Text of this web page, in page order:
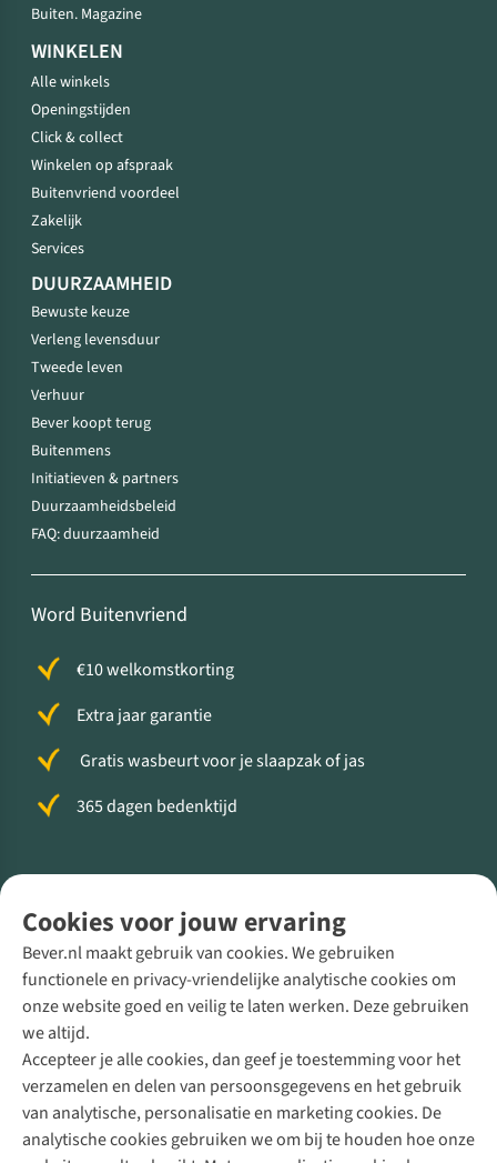
Cookies voor jouw ervaring
Bever.nl maakt gebruik van cookies. We gebruiken
functionele en privacy-vriendelijke analytische cookies om
onze website goed en veilig te laten werken. Deze gebruiken
we altijd.
Accepteer je alle cookies, dan geef je toestemming voor het
verzamelen en delen van persoonsgegevens en het gebruik
van analytische, personalisatie en marketing cookies. De
analytische cookies gebruiken we om bij te houden hoe onze
Buiten. Magazine
WINKELEN
Alle winkels
Openingstijden
Click & collect
Winkelen op afspraak
Buitenvriend voordeel
Zakelijk
Services
DUURZAAMHEID
Bewuste keuze
Verleng levensduur
Tweede leven
Verhuur
Bever koopt terug
Buitenmens
Initiatieven & partners
Duurzaamheidsbeleid
FAQ: duurzaamheid
Word Buitenvriend
€10 welkomstkorting
Extra jaar garantie
Gratis wasbeurt voor je slaapzak of jas
365 dagen bedenktijd
Direct advies van een Buitenexpert
+31 (0)85 888 50 88
+31 6 12 28 49 80
Contactformulier